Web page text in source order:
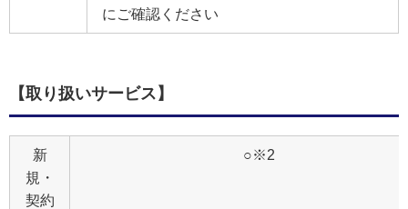
にご確認ください
【取り扱いサービス】
新
規・
契約
○※2